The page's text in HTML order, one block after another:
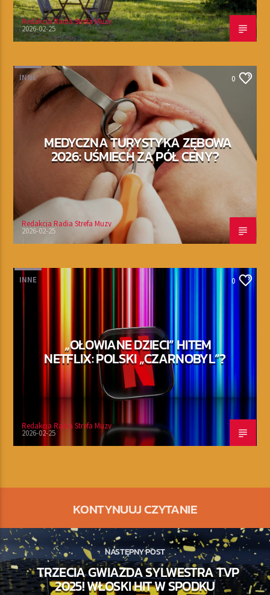
Redakcja Radia Strefa Muzy
2026-02-25
INNE 0
MEDYCZNA TURYSTYKA ZĘBOWA
2026: UŚMIECH ZA PÓŁ CENY?
Redakcja Radia Strefa Muzy
2026-02-25
INNE 0
„OŁOWIANE DZIECI” HITEM
NETFLIX: POLSKI „CZARNOBYL”?
Redakcja Radia Strefa Muzy
2026-02-25
KONTYNUUJ CZYTANIE
NASTĘPNY POST
TRZECIA GWIAZDA SYLWESTRA TVP
2025! WŁOSKI HIT W SPODKU